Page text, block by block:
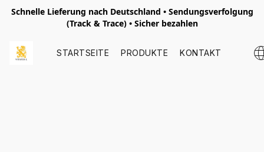
Schnelle Lieferung nach Deutschland • Sendungsverfolgung
(Track & Trace) • Sicher bezahlen
STARTSEITE PRODUKTE KONTAKT